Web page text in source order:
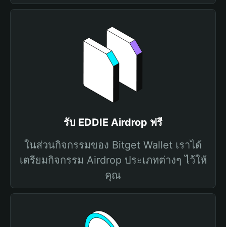
รับ EDDIE Airdrop ฟรี
ในส่วนกิจกรรมของ Bitget Wallet เราได้
เตรียมกิจกรรม Airdrop ประเภทต่างๆ ไว้ให้
คุณ